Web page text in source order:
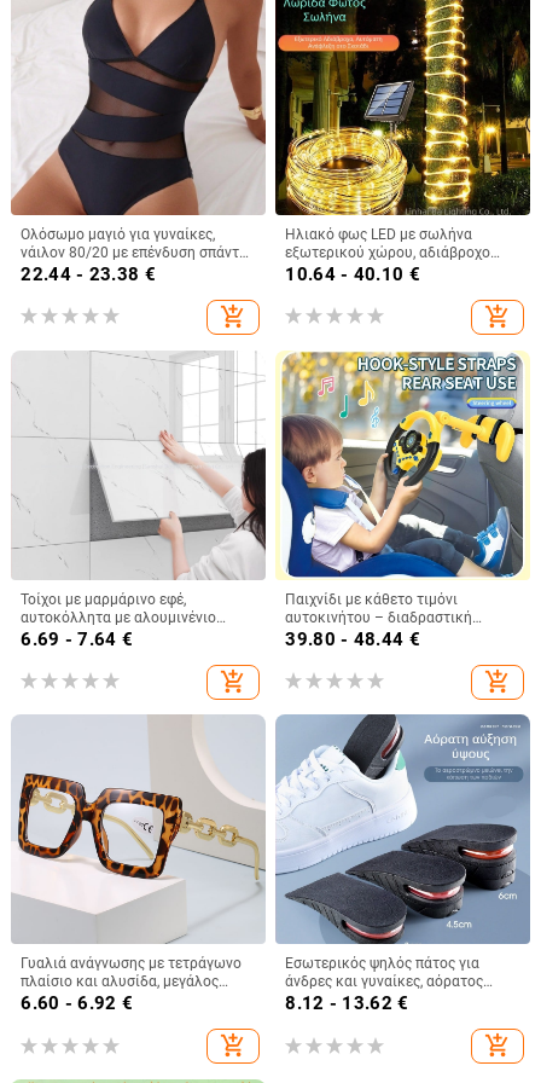
Ολόσωμο μαγιό για γυναίκες,
νάιλον 80/20 με επένδυση σπάντεξ
20%, με επένδυση για το στήθος,
22.44 - 23.38 €
add_shopping_cart
Ηλιακό φως LED με σωλήνα
εξωτερικού χώρου, αδιάβροχο
φως από χαλκό Gypsophila με
φωτιστικό LED Atmosphere
10.64 - 40.10 €
add_shopping_cart
Τοίχοι με μαρμάρινο εφέ,
αυτοκόλλητα με αλουμινένιο
επίχρισμα, ανθεκτικά στην υγρασία
μπάνιο, επένδυση τοίχου με
μόνωση
6.69 - 7.64 €
add_shopping_cart
Παιχνίδι με κάθετο τιμόνι
αυτοκινήτου – διαδραστική
εκπαιδευτική συσκευή για παιδιά
εκπαιδευτικό παιχνίδι με μουσική
39.80 - 48.44 €
add_shopping_cart
Γυαλιά ανάγνωσης με τετράγωνο
πλαίσιο και αλυσίδα, μεγάλος
σκελετός, unisex διακοσμητικά
μεσήλικες και ηλικιωμένους
6.60 - 6.92 €
add_shopping_cart
Εσωτερικός ψηλός πάτος για
άνδρες και γυναίκες, αόρατος
αθλητικός πάτος με μαλακό πάτο,
κραδασμός, μαξιλάρι αέρα με
πλήρες μαξιλάρι, εξαιρετικά
8.12 - 13.62 €
add_shopping_cart